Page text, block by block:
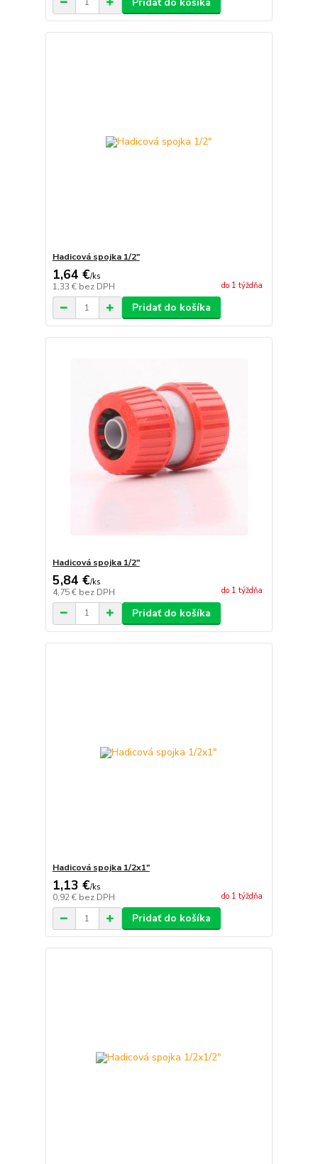
Hadicová spojka 1/2"
1,64 €/ks
1,33 € bez DPH do 1 týždňa
Pridať do košíka
Hadicová spojka 1/2"
5,84 €/ks
4,75 € bez DPH do 1 týždňa
Pridať do košíka
Hadicová spojka 1/2x1"
1,13 €/ks
0,92 € bez DPH do 1 týždňa
Pridať do košíka